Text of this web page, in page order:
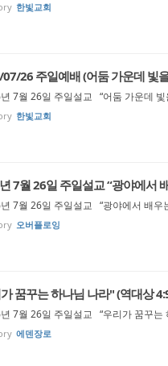
한빛교회
26 주일예배 (어둠 가운데 빛
7월 26일 주일설교 “어둠 가운데
한빛교회
7월 26일 주일설교 “광야에서
7월 26일 주일설교 “광야에서 배
오버플로잉
꿈꾸는 하나님 나라" (역대상
7월 26일 주일설교 “우리가 꿈꾸
에덴장로